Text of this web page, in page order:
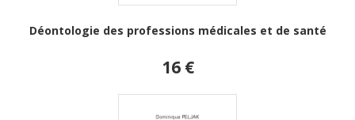
Déontologie des professions médicales et de santé
16 €